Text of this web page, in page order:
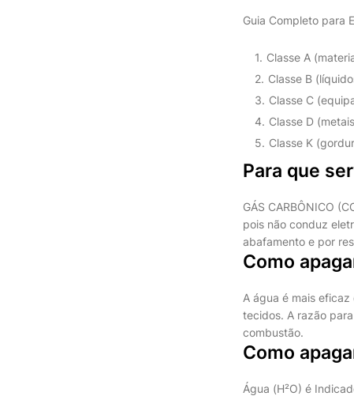
Guia Completo para
Classe A
Classe B
Classe C
Classe D
Classe K
Para que
GÁS CARBÔNICO
pois não conduz
abafamento e por
Como
A água é mais
tecidos. A razão
combustão.
Como
Água (H²O) é